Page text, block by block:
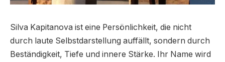
Silva Kapitanova ist eine Persönlichkeit, die nicht
durch laute Selbstdarstellung auffällt, sondern durch
Beständigkeit, Tiefe und innere Stärke. Ihr Name wird